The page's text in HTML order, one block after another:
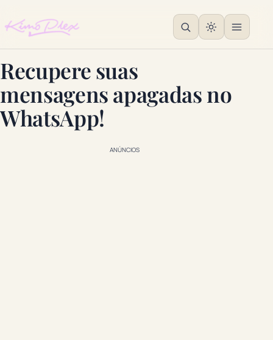
Recupere suas
mensagens apagadas no
WhatsApp!
ANÚNCIOS